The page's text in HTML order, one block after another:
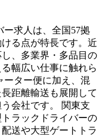
求人は、全国57拠
る点が特長です。近
、多業界・多品目の
幅広い仕事に触れら
ーター便に加え、混
距離輸送も展開して
会社です。 関東支
ラックドライバーの
送や大型ゲートトラ